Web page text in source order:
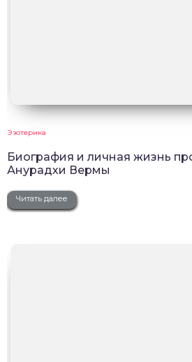
Эзотерика
Биография и личная жизнь
Анурадхи Вермы
Читать далее